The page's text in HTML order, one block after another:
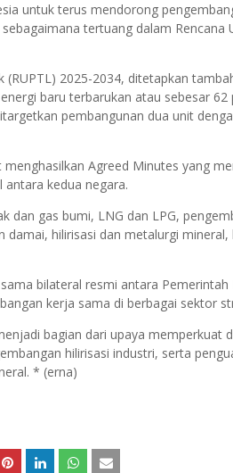
untuk terus mendorong
tertuang dalam Rencana
2025-2034, ditetapkan
baru terbarukan atau sebesar
pembangunan dua unit
menghasilkan Agreed Minutes yang
kedua negara.
dan gas bumi, LNG dan LPG,
hilirisasi dan metalurgi
bilateral resmi antara Pemerintah
kerja sama di berbagai sektor
bagian dari upaya memperkuat
hilirisasi industri, serta
* (erna)